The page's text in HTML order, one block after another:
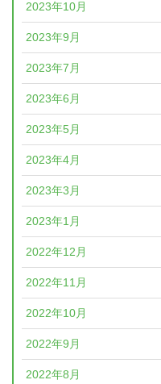
2023年10月
2023年9月
2023年7月
2023年6月
2023年5月
2023年4月
2023年3月
2023年1月
2022年12月
2022年11月
2022年10月
2022年9月
2022年8月